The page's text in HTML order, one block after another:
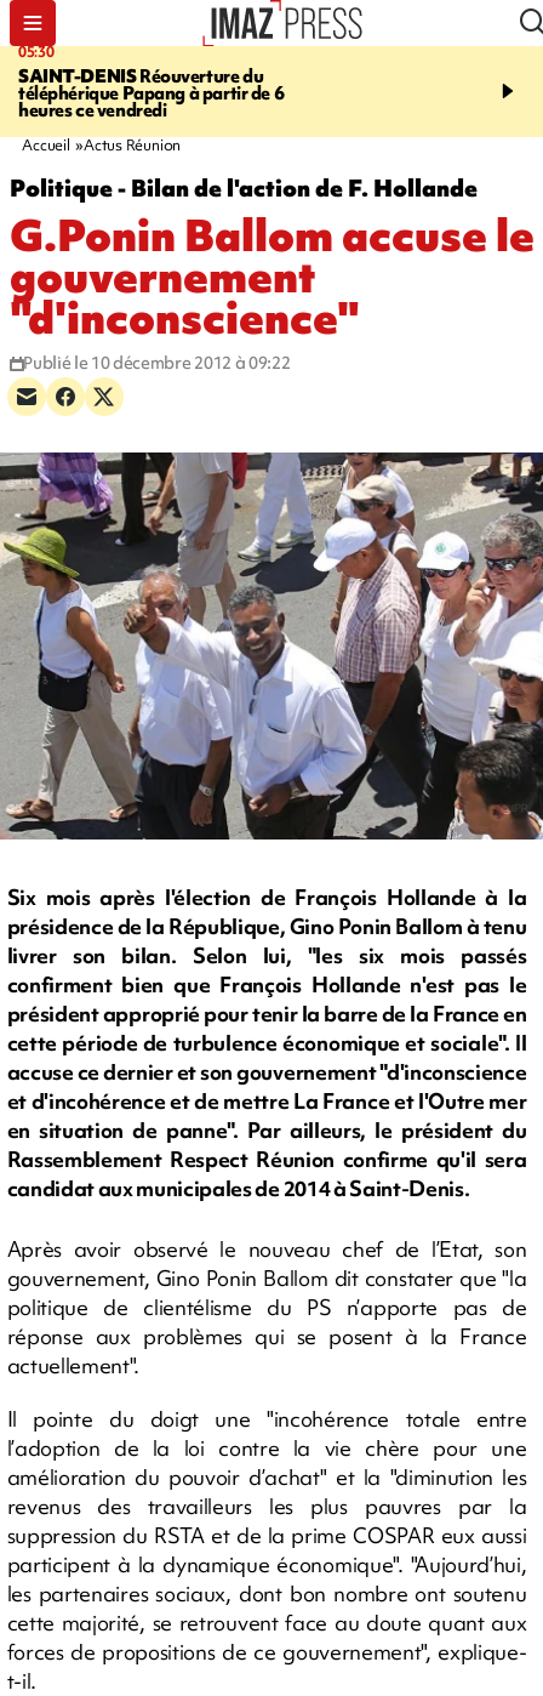
05:30
SAINT-DENISRéouverture du
téléphérique Papang à partir de 6
heures ce vendredi
07:00
Un vendredi
Accueil Actus Réunion
Politique - Bilan de l'action de F. Hollande
G.Ponin Ballom accuse le
gouvernement
"d'inconscience"
Publié le 10 décembre 2012 à 09:22
Six mois après l'élection de François Hollande à la
présidence de la République, Gino Ponin Ballom à tenu
livrer son bilan. Selon lui, "les six mois passés
confirment bien que François Hollande n'est pas le
président approprié pour tenir la barre de la France en
cette période de turbulence économique et sociale". Il
accuse ce dernier et son gouvernement "d'inconscience
et d'incohérence et de mettre La France et l'Outre mer
en situation de panne". Par ailleurs, le président du
Rassemblement Respect Réunion confirme qu'il sera
candidat aux municipales de 2014 à Saint-Denis.
Après avoir observé le nouveau chef de l’Etat, son
gouvernement, Gino Ponin Ballom dit constater que "la
politique de clientélisme du PS n’apporte pas de
réponse aux problèmes qui se posent à la France
actuellement".
Il pointe du doigt une "incohérence totale entre
l’adoption de la loi contre la vie chère pour une
amélioration du pouvoir d’achat" et la "diminution les
revenus des travailleurs les plus pauvres par la
suppression du RSTA et de la prime COSPAR eux aussi
participent à la dynamique économique". "Aujourd’hui,
les partenaires sociaux, dont bon nombre ont soutenu
cette majorité, se retrouvent face au doute quant aux
forces de propositions de ce gouvernement", explique-
t-il.